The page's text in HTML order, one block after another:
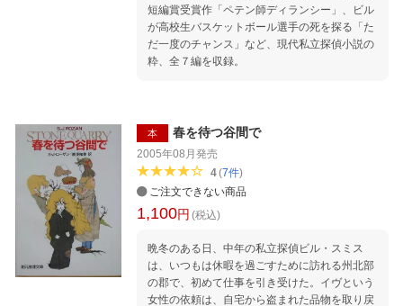
短編賞受賞作「ペテン師ディランシー」、ビル
が高校生バスケットボール選手の死を探る「た
だ一度のチャンス」など、現代私立探偵小説の
粋、全７編を収録。
本 春を待つ谷間で
2005年08月発売
4(7件)
ご注文できない商品
1,100円 (税込)
晩冬のある日、中年の私立探偵ビル・スミス
は、いつもは休暇を過ごすために訪れる州北部
の郡で、初めて仕事を引き受けた。イヴという
女性の依頼は、自宅から盗まれた品物を取り戻